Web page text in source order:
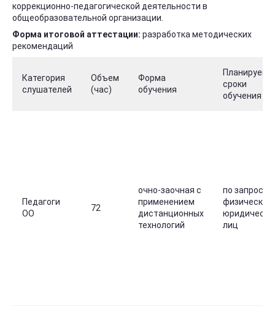
коррекционно-педагогической деятельности в
общеобразовательной организации.
Форма итоговой аттестации: разработка методических
рекомендаций
Категория
слушателей
Объем
(час)
Форма
обучения
сроки
обучения
Педагоги
ОО
72
очно-заочная с
применением
дистанционных
технологий
по запросу
физических
лиц